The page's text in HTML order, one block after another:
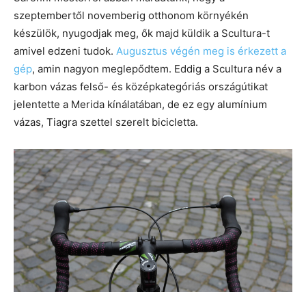
szeptembertől novemberig otthonom környékén
készülök, nyugodjak meg, ők majd küldik a Scultura-t
amivel edzeni tudok. Augusztus végén meg is érkezett a
gép, amin nagyon meglepődtem. Eddig a Scultura név a
karbon vázas felső- és középkategóriás országútikat
jelentette a Merida kínálatában, de ez egy alumínium
vázas, Tiagra szettel szerelt bicicletta.